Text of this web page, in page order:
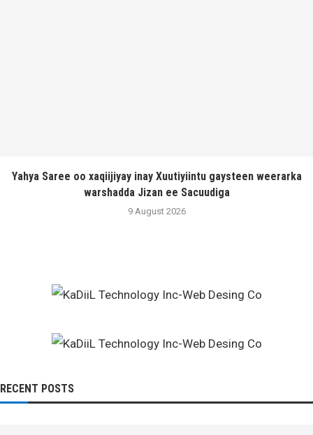
Yahya Saree oo xaqiijiyay inay Xuutiyiintu gaysteen weerarka
warshadda Jizan ee Sacuudiga
9 August 2026
RECENT POSTS